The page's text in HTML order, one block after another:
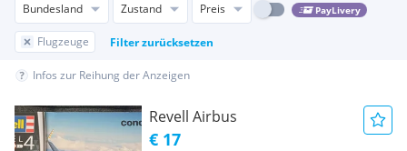
Bundesland Zustand Preis PayLivery
Flugzeuge Filter zurücksetzen
Infos zur Reihung der Anzeigen
Revell Airbus
€ 17